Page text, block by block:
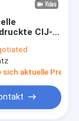
CIJ-
sich aktuelle Preis